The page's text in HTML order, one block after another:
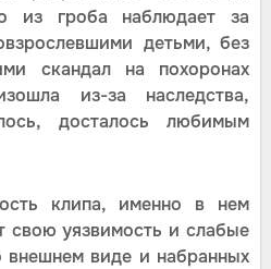
из гроба наблюдает за
детьми, без
скандал на похоронах
из-за наследства,
досталось любимым
клипа, именно в нем
свою уязвимость и слабые
внешнем виде и набранных